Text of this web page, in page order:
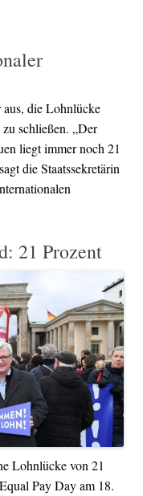
die Lohnlücke
schließen. „Der
liegt immer noch 21
die Staatssekretärin
21 Prozent
Lohnlücke von 21
Pay Day am 18.